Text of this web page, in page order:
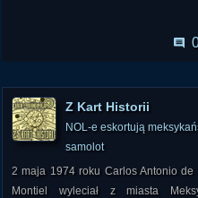
brak. A może są one ukrywane?
"szybkich rozbłysków
najbliższych latach uda się
zakończy żywot paradoksu Fermiego?
W kilku ostatnich latach wiele
mówiło o problemie UFO lub obcych.
Z Kart Historii
NOL-e eskortują
samolot
2 maja 1974 roku Carlos Antonio de
Montiel wyleciał z miasta